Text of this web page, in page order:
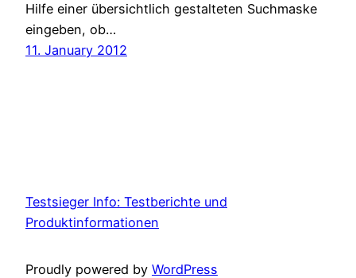
Hilfe einer übersichtlich gestalteten Suchmaske
eingeben, ob…
11. January 2012
Testsieger Info: Testberichte und
Produktinformationen
Proudly powered by WordPress